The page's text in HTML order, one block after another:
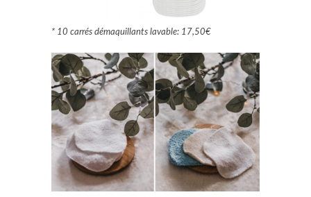
* 10 carrés démaquillants lavable: 17,50€